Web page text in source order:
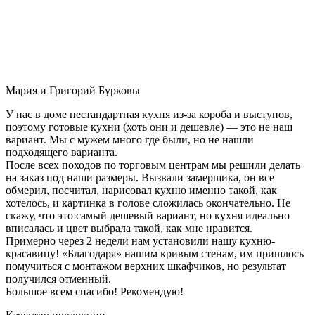
Мария и Григорий Бурковы
У нас в доме нестандартная кухня из-за короба и выступов,
поэтому готовые кухни (хоть они и дешевле) — это не наш
вариант. Мы с мужем много где были, но не нашли
подходящего варианта.
После всех походов по торговым центрам мы решили делать
на заказ под наши размеры. Вызвали замерщика, он все
обмерил, посчитал, нарисовал кухню именно такой, как
хотелось, и картинка в голове сложилась окончательно. Не
скажу, что это самый дешевый вариант, но кухня идеально
вписалась и цвет выбрала такой, как мне нравится.
Примерно через 2 недели нам установили нашу кухню-
красавицу! «Благодаря» нашим кривым стенам, им пришлось
помучиться с монтажом верхних шкафчиков, но результат
получился отменный.
Большое всем спасибо! Рекомендую!